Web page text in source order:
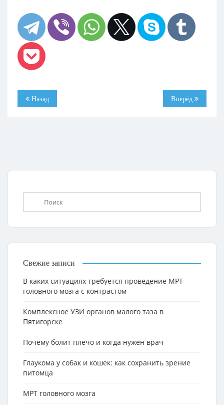
Назад Вперёд
Свежие записи
В каких ситуациях требуется проведение МРТ
головного мозга с контрастом
Комплексное УЗИ органов малого таза в
Пятигорске
Почему болит плечо и когда нужен врач
Глаукома у собак и кошек: как сохранить зрение
питомца
МРТ головного мозга